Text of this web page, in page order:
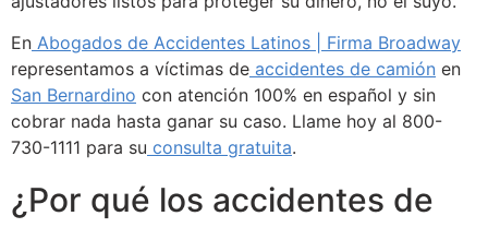
En Abogados de Accidentes Latinos | Firma Broadway
representamos a víctimas de accidentes de camión en
San Bernardino con atención 100% en español y sin
cobrar nada hasta ganar su caso. Llame hoy al 800-
730-1111 para su consulta gratuita.
¿Por qué los accidentes de